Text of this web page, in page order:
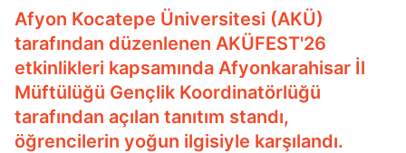
Afyon Kocatepe Üniversitesi (AKÜ)
tarafından düzenlenen AKÜFEST'26
etkinlikleri kapsamında Afyonkarahisar İl
Müftülüğü Gençlik Koordinatörlüğü
tarafından açılan tanıtım standı,
öğrencilerin yoğun ilgisiyle karşılandı.